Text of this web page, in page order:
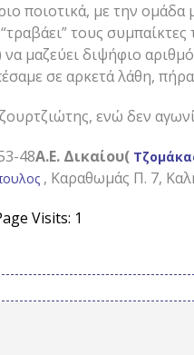
ποιοτικά, με την
τους
μαζεύει διψήφιο
σε αρκετά λάθη,
ενώ δεν
48Α.Ε. Δικαίου(
, Καραθωμάς Π. 7,
Visits: 1